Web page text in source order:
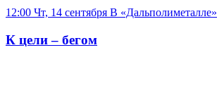
12:00 Чт, 14 сентября В «Дальполиметалле»
К цели – бегом